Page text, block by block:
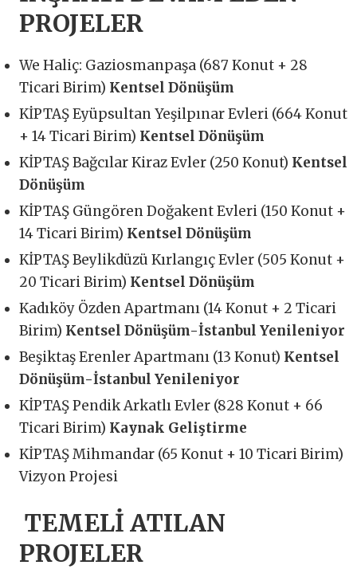
PROJELER
We Haliç: Gaziosmanpaşa (687 Konut + 28
Ticari Birim) Kentsel Dönüşüm
KİPTAŞ Eyüpsultan Yeşilpınar Evleri (664 Konut
+ 14 Ticari Birim) Kentsel Dönüşüm
KİPTAŞ Bağcılar Kiraz Evler (250 Konut) Kentsel
Dönüşüm
KİPTAŞ Güngören Doğakent Evleri (150 Konut +
14 Ticari Birim) Kentsel Dönüşüm
KİPTAŞ Beylikdüzü Kırlangıç Evler (505 Konut +
20 Ticari Birim) Kentsel Dönüşüm
Kadıköy Özden Apartmanı (14 Konut + 2 Ticari
Birim) Kentsel Dönüşüm-İstanbul Yenileniyor
Beşiktaş Erenler Apartmanı (13 Konut) Kentsel
Dönüşüm-İstanbul Yenileniyor
KİPTAŞ Pendik Arkatlı Evler (828 Konut + 66
Ticari Birim) Kaynak Geliştirme
KİPTAŞ Mihmandar (65 Konut + 10 Ticari Birim)
Vizyon Projesi
TEMELİ ATILAN
PROJELER